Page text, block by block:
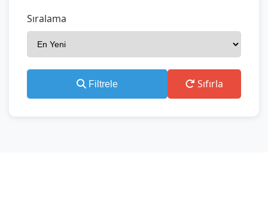
Sıralama
Filtrele Sıfırla